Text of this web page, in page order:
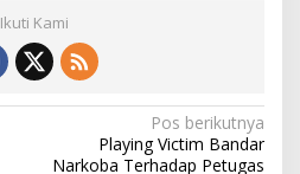
Ikuti Kami
Pos berikutnya
Playing Victim Bandar
Narkoba Terhadap Petugas